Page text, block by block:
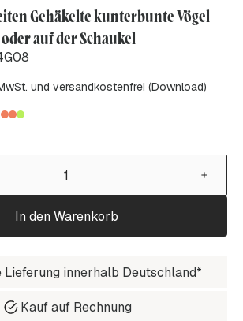
Gehäkelte kunterbunte Vögel
auf der Schaukel
und versandkostenfrei (Download)
In den Warenkorb
Lieferung innerhalb Deutschland*
Kauf auf Rechnung